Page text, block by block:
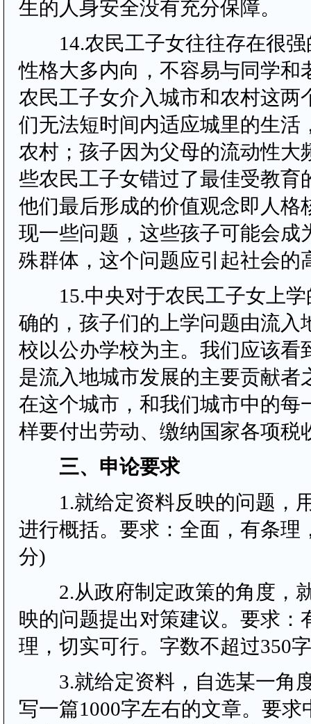
生的人身安全没有充分保障。
14.农民工子女往往存在很强
性格大多内向，不容易与同学和
农民工子女介入城市和农村这两
们无法短时间内适应城里的生活
农村；孩子因为父母的流动性大
些农民工子女错过了最佳受教育
他们最后形成的价值观念即人格
现一些问题，这些孩子可能会成
殊群体，这个问题应引起社会的
15.中央对于农民工子女上学
确的，孩子们的上学问题由流入
校以公办学校为主。我们应该看
是流入地城市发展的主要贡献者
在这个城市，和我们城市中的每
样要付出劳动、缴纳国家各项
三、申论要求
1.就给定资料反映的问题，
进行概括。要求：全面，有条理
分)
2.从政府制定政策的角度，
映的问题提出对策建议。要求：
理，切实可行。字数不超过350
3.就给定资料，自选某一角
写一篇1000字左右的文章。要求